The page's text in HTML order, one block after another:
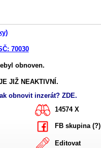
70030
obnoven.
JIŽ NEAKTIVNÍ.
obnovit inzerát? ZDE.
14574 X
FB skupina (?)
Editovat